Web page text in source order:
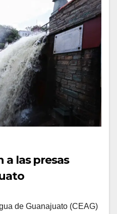
a las presas
de Guanajuato (CEAG)